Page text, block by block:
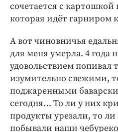
сочетается с картошкой
которая идёт гарниром
А вот чиновничья
для меня умерла. 4 года
удовольствием попивал
изумительно свежими,
поджаренными
сегодня… То ли у них
продукты урезали, то ли
побывали наши